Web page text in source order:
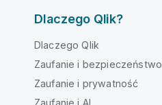
Dlaczego Qlik?
Dlaczego Qlik
Zaufanie i bezpieczeństwo
Zaufanie i prywatność
Zaufanie i AI